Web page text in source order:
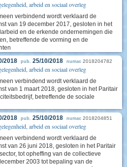
arbeid en sociaal overleg
verbindend wordt verklaard de
van 19 december 2017, gesloten in het
en de erkende ondernemingen die
betreffende de vorming en de
2018 pub. 25/10/2018 numac 2018204782
arbeid en sociaal overleg
verbindend wordt verklaard de
van 1 maart 2018, gesloten in het Paritair
betreffende de sociale
2018 pub. 25/10/2018 numac 2018204851
arbeid en sociaal overleg
verbindend wordt verklaard de
van 26 juni 2018, gesloten in het Paritair
tot opheffing van de collectieve
2003 tot bepaling van de